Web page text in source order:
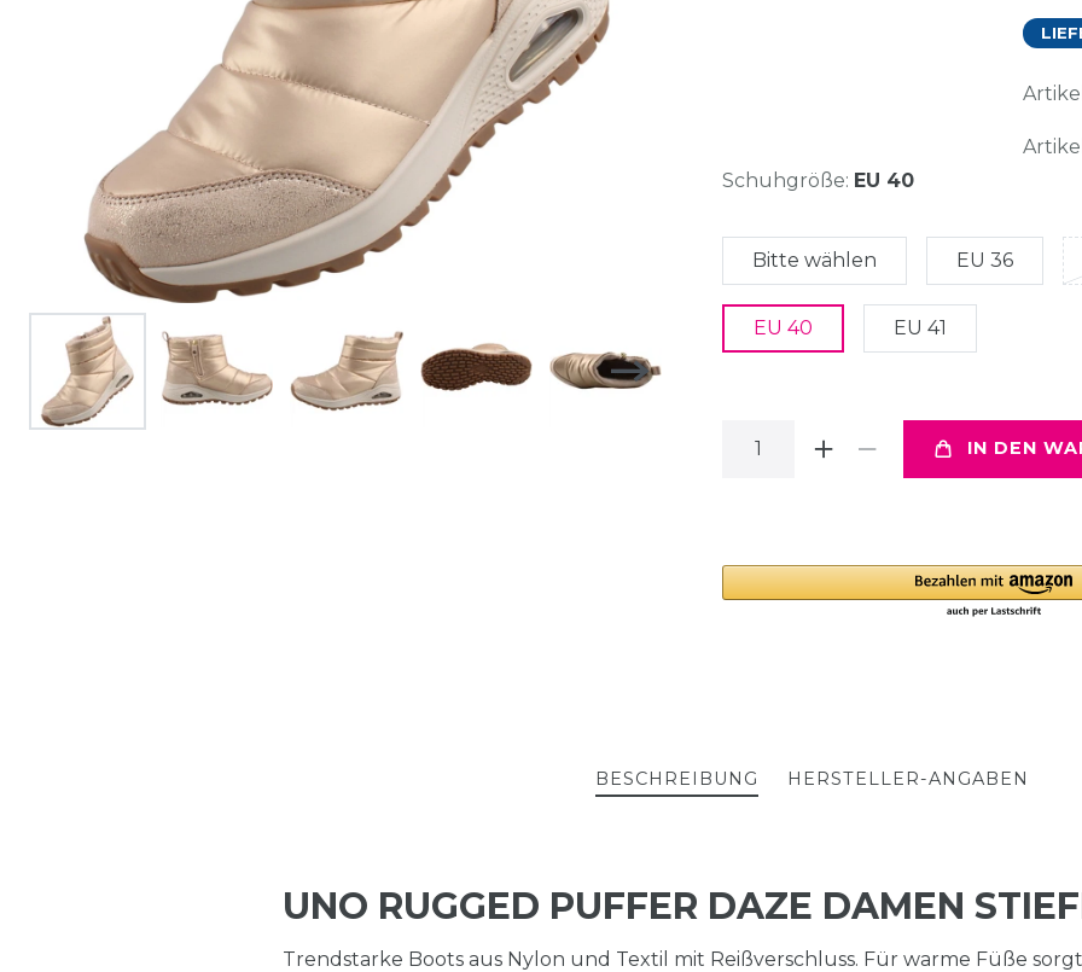
Schuhgröße: EU 40
Bitte wählen EU 36
EU 40 EU 41
IN DEN
BESCHREIBUNG HERSTELLER-ANGABEN
UNO RUGGED PUFFER DAZE DAMEN
Trendstarke Boots aus Nylon und Textil mit Reißverschluss. Für warme Füße